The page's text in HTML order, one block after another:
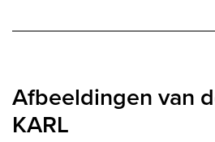
Afbeeldingen van
KARL